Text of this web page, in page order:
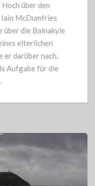
über den
McDumfries
über die Balnakyle
elterlichen
er darüber nach,
Aufgabe für die